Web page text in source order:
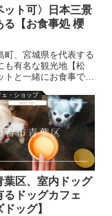
ット可〉日本三景
る【お食事処 櫻
町、宮城県を代表する
も有名な観光地【松
トと一緒にお食事でき
月に一緒にお出かけし
飼い主です今回は【お
】のご紹介です！宮
でいるのに、なかな...
・ショップ
葉区、室内ドッグ
るドッグカフェ
ドッグ】